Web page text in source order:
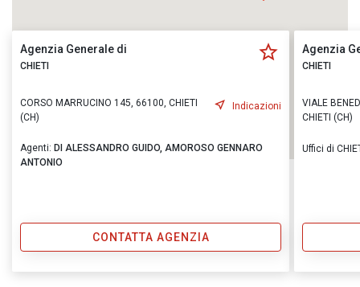
Agenzia Generale di
CHIETI
CORSO MARRUCINO 145, 66100, CHIETI
(CH)
Indicazioni
Agenti: DI ALESSANDRO GUIDO, AMOROSO GENNARO
ANTONIO
CONTATTA AGENZIA
Agenzia
CHIETI
VIALE
CHIETI (CH)
Uffici di